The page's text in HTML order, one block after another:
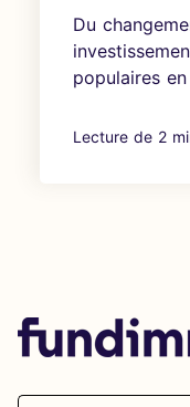
Du
populaires
Lecture de 2